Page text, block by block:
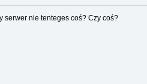
serwer nie tenteges coś? Czy coś?